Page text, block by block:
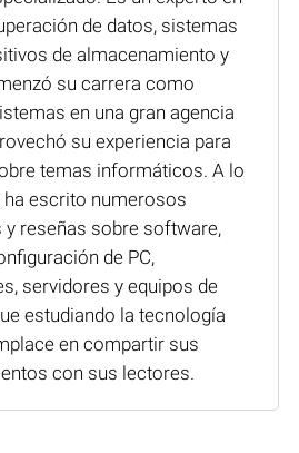
de datos, sistemas
de almacenamiento y
su carrera como
en una gran agencia
su experiencia para
temas informáticos. A lo
escrito numerosos
reseñas sobre software,
de PC,
servidores y equipos de
estudiando la tecnología
en compartir sus
con sus lectores.